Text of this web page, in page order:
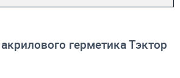
герметика Тэктор